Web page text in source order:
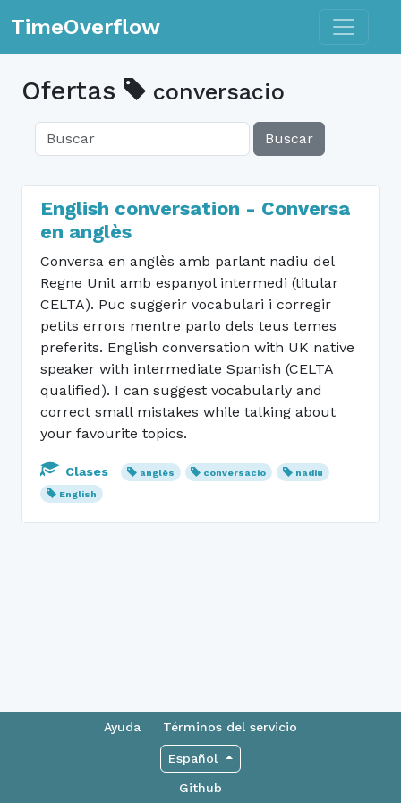
TimeOverflow Toggle
Ofertas conversacio
Buscar
English conversation - Conversa
en anglès
Conversa en anglès amb parlant nadiu del
Regne Unit amb espanyol intermedi (titular
CELTA). Puc suggerir vocabulari i corregir
petits errors mentre parlo dels teus temes
preferits. English conversation with UK native
speaker with intermediate Spanish (CELTA
qualified). I can suggest vocabularly and
correct small mistakes while talking about
your favourite topics.
Clases anglès conversacio
nadiu
English
Ayuda Términos del servicio
Español
Github